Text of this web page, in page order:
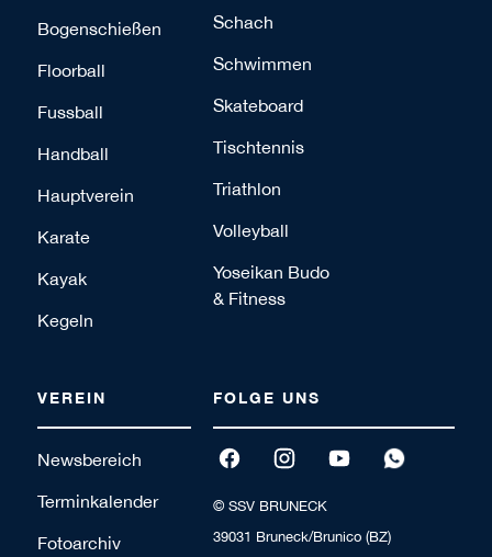
Bogenschießen
Floorball
Fussball
Handball
Hauptverein
Karate
Kayak
Kegeln
Schach
Schwimmen
Skateboard
Tischtennis
Triathlon
Volleyball
Yoseikan Budo
& Fitness
VEREIN
Newsbereich
Terminkalender
Fotoarchiv
FOLGE UNS
© SSV BRUNECK
39031 Bruneck/Brunico (BZ)